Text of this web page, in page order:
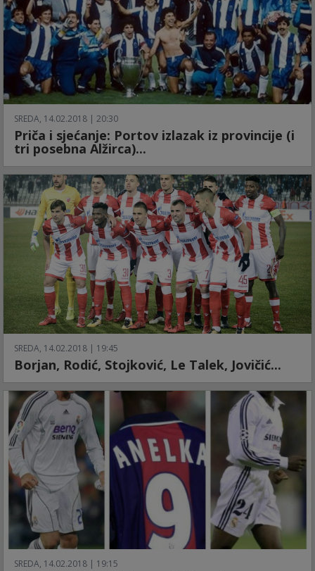
SREDA, 14.02.2018 | 20:30
Priča i sjećanje: Portov izlazak iz provincije (i
tri posebna Alžirca)...
SREDA, 14.02.2018 | 19:45
Borjan, Rodić, Stojković, Le Talek, Jovičić...
SREDA, 14.02.2018 | 19:15